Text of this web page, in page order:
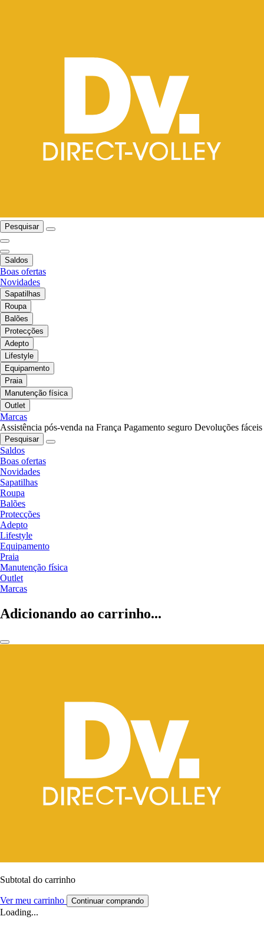
Pesquisar
Saldos
Boas ofertas
Novidades
Sapatilhas
Roupa
Balões
Protecções
Adepto
Lifestyle
Equipamento
Praia
Manutenção física
Outlet
Marcas
Assistência pós-venda na França Pagamento seguro Devoluções fáceis
Pesquisar
Saldos
Boas ofertas
Novidades
Sapatilhas
Roupa
Balões
Protecções
Adepto
Lifestyle
Equipamento
Praia
Manutenção física
Outlet
Marcas
Adicionando ao carrinho...
Subtotal do carrinho
Ver meu carrinho Continuar comprando
Loading...